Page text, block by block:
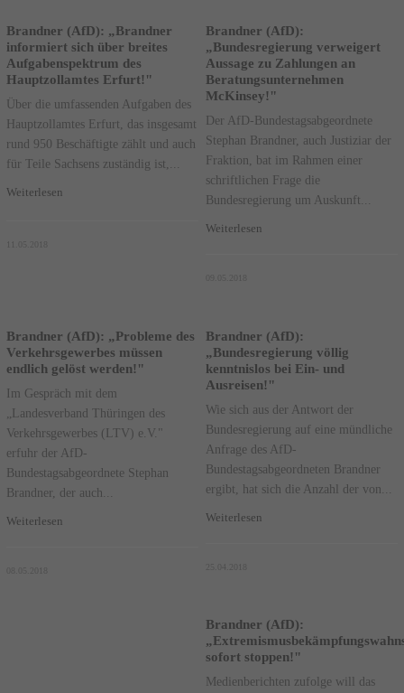
Brandner (AfD): „Brandner
informiert sich über breites
Aufgabenspektrum des
Hauptzollamtes Erfurt!"
Über die umfassenden Aufgaben des
Hauptzollamtes Erfurt, das insgesamt
rund 950 Beschäftigte zählt und auch
für Teile Sachsens zuständig ist,...
Weiterlesen
Brandner (AfD):
„Bundesregierung verweigert
Aussage zu Zahlungen an
Beratungsunternehmen
McKinsey!"
Der AfD-Bundestagsabgeordnete
Stephan Brandner, auch Justiziar der
Fraktion, bat im Rahmen einer
schriftlichen Frage die
Bundesregierung um Auskunft...
Weiterlesen
Brandner (AfD): „Probleme des
Verkehrsgewerbes müssen
endlich gelöst werden!"
Im Gespräch mit dem
„Landesverband Thüringen des
Verkehrsgewerbes (LTV) e.V."
erfuhr der AfD-
Bundestagsabgeordnete Stephan
Brandner, der auch...
Weiterlesen
Brandner (AfD):
„Bundesregierung völlig
kenntnislos bei Ein- und
Ausreisen!"
Wie sich aus der Antwort der
Bundesregierung auf eine mündliche
Anfrage des AfD-
Bundestagsabgeordneten Brandner
ergibt, hat sich die Anzahl der von...
Weiterlesen
25.04.2018
Brandner (AfD):
sofort stoppen!"
Medienberichten zufolge will das